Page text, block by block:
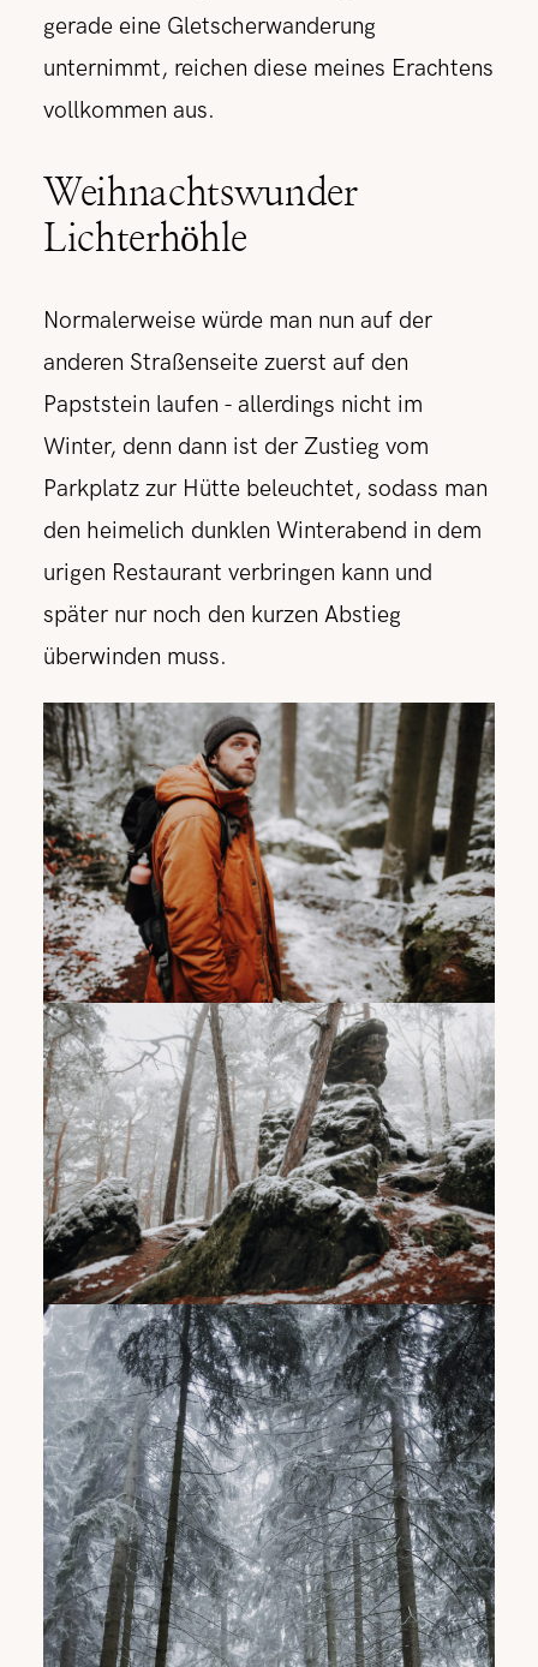
gerade eine Gletscherwanderung
unternimmt, reichen diese meines Erachtens
vollkommen aus.
Weihnachtswunder
Lichterhöhle
Normalerweise würde man nun auf der
anderen Straßenseite zuerst auf den
Papststein laufen - allerdings nicht im
Winter, denn dann ist der Zustieg vom
Parkplatz zur Hütte beleuchtet, sodass man
den heimelich dunklen Winterabend in dem
urigen Restaurant verbringen kann und
später nur noch den kurzen Abstieg
überwinden muss.